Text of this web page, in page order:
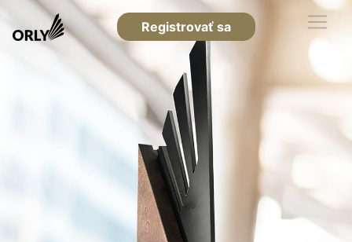
Registrovať sa